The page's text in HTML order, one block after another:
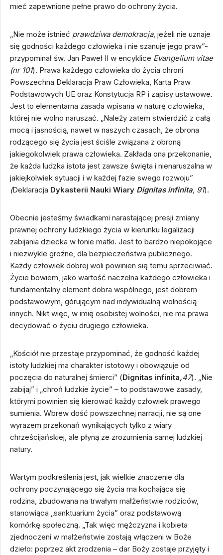
mieć zapewnione pełne prawo do ochrony życia.
„Nie może istnieć prawdziwa demokracja, jeżeli nie uznaje
się godności każdego człowieka i nie szanuje jego praw”-
przypominał św. Jan Paweł II w encyklice Evangelium vitae
(nr 101). Prawa każdego człowieka do życia chroni
Powszechna Deklaracja Praw Człowieka, Karta Praw
Podstawowych UE oraz Konstytucja RP i zapisy ustawowe.
Jest to elementarna zasada wpisana w naturę człowieka,
której nie wolno naruszać. „Należy zatem stwierdzić z całą
mocą i jasnością, nawet w naszych czasach, że obrona
rodzącego się życia jest ściśle związana z obroną
jakiegokolwiek prawa człowieka. Zakłada ona przekonanie,
że każda ludzka istota jest zawsze święta i nienaruszalna w
jakiejkolwiek sytuacji i w każdej fazie swego rozwoju”
(Deklaracja Dykasterii Nauki Wiary Dignitas infinita, 91).
Obecnie jesteśmy świadkami narastającej presji zmiany
prawnej ochrony ludzkiego życia w kierunku legalizacji
zabijania dziecka w łonie matki. Jest to bardzo niepokojące
i niezwykle groźne, dla bezpieczeństwa publicznego.
Każdy człowiek dobrej woli powinien się temu sprzeciwiać.
Życie bowiem, jako wartość naczelna każdego człowieka i
fundamentalny element dobra wspólnego, jest dobrem
podstawowym, górującym nad indywidualną wolnością
innych. Nikt więc, w imię osobistej wolności, nie ma prawa
decydować o życiu drugiego człowieka.
„Kościół nie przestaje przypominać, że godność każdej
istoty ludzkiej ma charakter istotowy i obowiązuje od
poczęcia do naturalnej śmierci” (Dignitas infinita,47). „Nie
zabijaj” i „chroń ludzkie życie” – to podstawowe zasady,
którymi powinien się kierować każdy człowiek prawego
sumienia. Wbrew dość powszechnej narracji, nie są one
wyrazem przekonań wynikających tylko z wiary
chrześcijańskiej, ale płyną ze zrozumienia samej ludzkiej
natury.
Wartym podkreślenia jest, jak wielkie znaczenie dla
ochrony poczynającego się życia ma kochająca się
rodzina, zbudowana na trwałym małżeństwie rodziców,
stanowiąca „sanktuarium życia” oraz podstawową
komórkę społeczną. „Tak więc mężczyzna i kobieta
zjednoczeni w małżeństwie zostają włączeni w Boże
dzieło: poprzez akt zrodzenia – dar Boży zostaje przyjęty i